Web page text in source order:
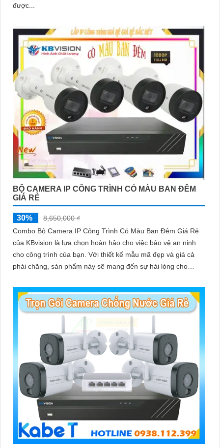
được...
BỘ CAMERA IP CÔNG TRÌNH CÓ MÀU BAN ĐÊM
GIÁ RẺ
30%
8,650,000 ₫
Combo Bộ Camera IP Công Trình Có Màu Ban Đêm Giá Rẻ
của KBvision là lựa chọn hoàn hảo cho việc bảo vệ an ninh
cho công trình của bạn. Với thiết kế mẫu mã đẹp và giá cả
phải chăng, sản phẩm này sẽ mang đến sự hài lòng cho